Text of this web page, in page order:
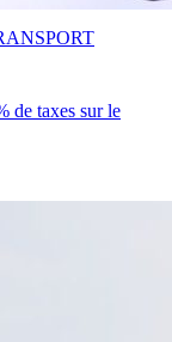
de taxes sur le